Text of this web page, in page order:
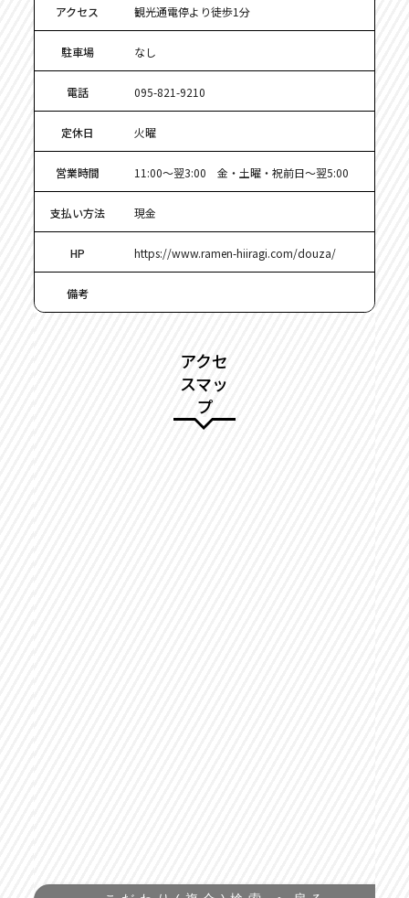
アクセス 観光通電停より徒歩1分
駐車場 なし
電話 095-821-9210
定休日 火曜
営業時間 11:00～翌3:00 金・土曜・祝前日～翌5:00
支払い方法 現金
HP https://www.ramen-hiiragi.com/douza/
備考
アクセ
スマッ
プ